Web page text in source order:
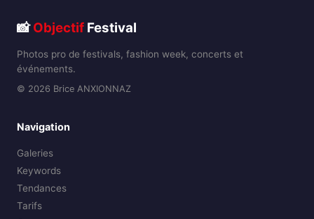
📸Objectif Festival
Photos pro de festivals, fashion week, concerts et
événements.
© 2026 Brice ANXIONNAZ
Navigation
Galeries
Keywords
Tendances
Tarifs